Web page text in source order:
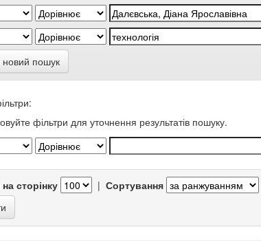
новий пошук
фільтри для уточнення результатів пошуку.
сторінку | Сортування